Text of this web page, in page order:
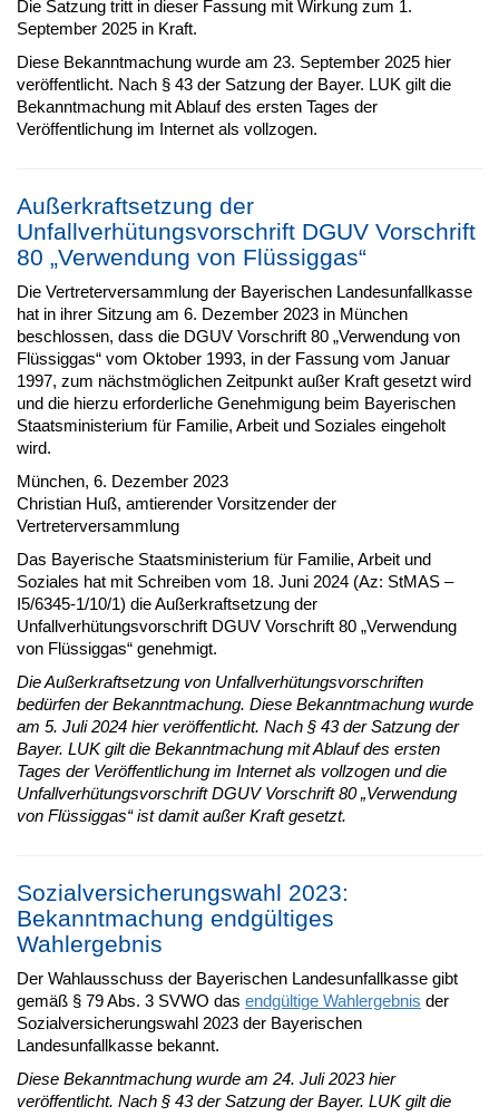
Die Satzung tritt in dieser Fassung mit Wirkung zum 1.
September 2025 in Kraft.
Diese Bekanntmachung wurde am 23. September 2025 hier
veröffentlicht. Nach § 43 der Satzung der Bayer. LUK gilt die
Bekanntmachung mit Ablauf des ersten Tages der
Veröffentlichung im Internet als vollzogen.
Außerkraftsetzung der
Unfallverhütungsvorschrift DGUV Vorschrift
80 „Verwendung von Flüssiggas“
Die Vertreterversammlung der Bayerischen Landesunfallkasse
hat in ihrer Sitzung am 6. Dezember 2023 in München
beschlossen, dass die DGUV Vorschrift 80 „Verwendung von
Flüssiggas“ vom Oktober 1993, in der Fassung vom Januar
1997, zum nächstmöglichen Zeitpunkt außer Kraft gesetzt wird
und die hierzu erforderliche Genehmigung beim Bayerischen
Staatsministerium für Familie, Arbeit und Soziales eingeholt
wird.
München, 6. Dezember 2023
Christian Huß, amtierender Vorsitzender der
Vertreterversammlung
Das Bayerische Staatsministerium für Familie, Arbeit und
Soziales hat mit Schreiben vom 18. Juni 2024 (Az: StMAS –
I5/6345-1/10/1) die Außerkraftsetzung der
Unfallverhütungsvorschrift DGUV Vorschrift 80 „Verwendung
von Flüssiggas“ genehmigt.
Die Außerkraftsetzung von Unfallverhütungsvorschriften
bedürfen der Bekanntmachung. Diese Bekanntmachung wurde
am 5. Juli 2024 hier veröffentlicht. Nach § 43 der Satzung der
Bayer. LUK gilt die Bekanntmachung mit Ablauf des ersten
Tages der Veröffentlichung im Internet als vollzogen und die
Unfallverhütungsvorschrift DGUV Vorschrift 80 „Verwendung
von Flüssiggas“ ist damit außer Kraft gesetzt.
Sozialversicherungswahl 2023:
Bekanntmachung endgültiges
Wahlergebnis
Der Wahlausschuss der Bayerischen Landesunfallkasse gibt
gemäß § 79 Abs. 3 SVWO das endgültige Wahlergebnis der
Sozialversicherungswahl 2023 der Bayerischen
Landesunfallkasse bekannt.
Diese Bekanntmachung wurde am 24. Juli 2023 hier
veröffentlicht. Nach § 43 der Satzung der Bayer. LUK gilt die